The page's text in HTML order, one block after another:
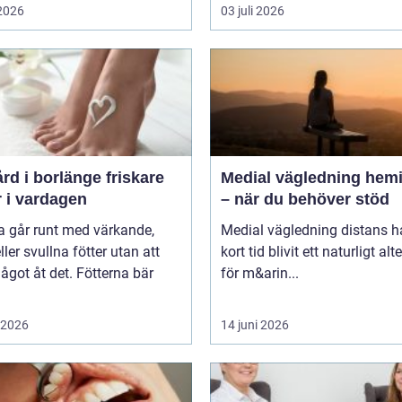
03 juli 2026
i borlänge friskare
i vardagen
går runt med värkande,
svullna fötter utan att
åt det. Fötterna bär
Medial vägledning
– när du behöver stöd
Medial vägledning distans
kort tid blivit ett naturligt
för m&arin...
14 juni 2026